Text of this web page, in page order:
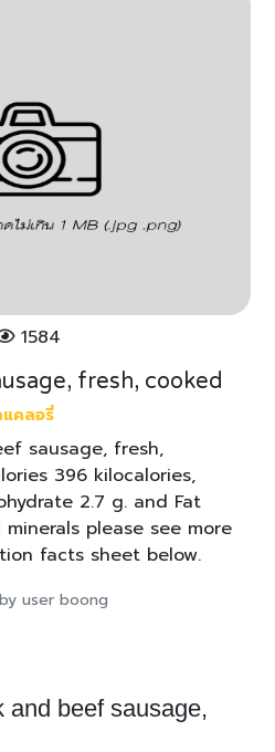
1584
fresh, cooked
คลอรี่
sausage, fresh,
396 kilocalories,
2.7 g. and Fat
please see more
facts sheet below.
user boong
and beef sausage,